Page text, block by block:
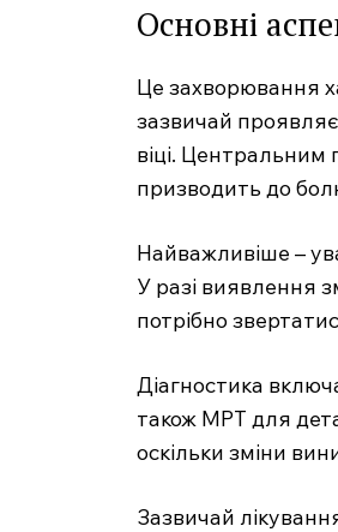
Основні
Це захворювання
зазвичай
віці. Центральним
призводить до
Найважливіше –
У разі виявлення
потрібно
Діагностика
також МРТ для
оскільки зміни
Зазвичай